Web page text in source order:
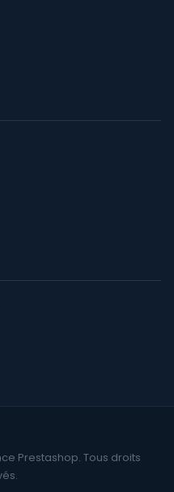
Prestashop. Tous droits